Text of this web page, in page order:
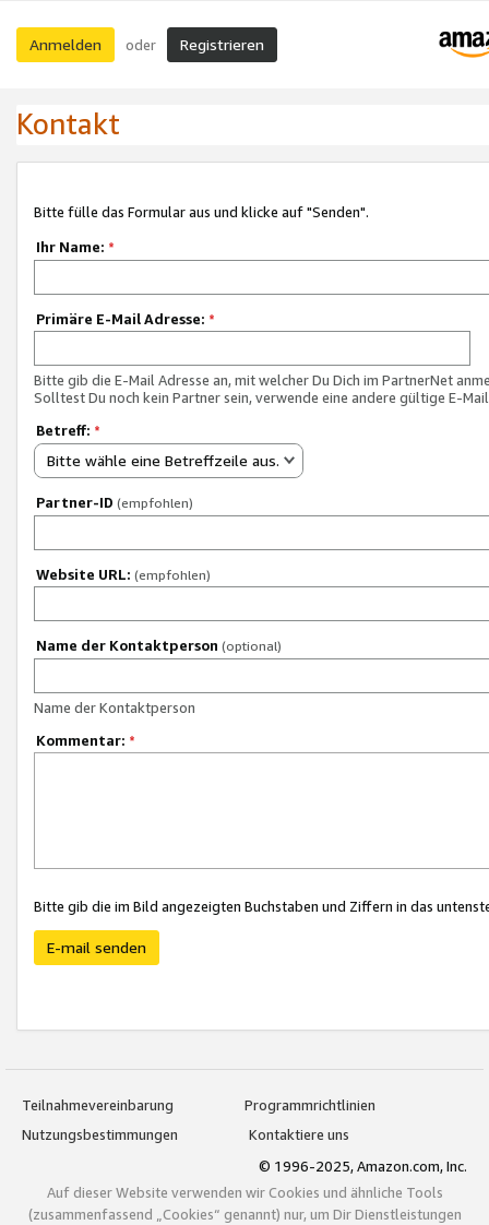
Anmelden oder Registrieren
Kontakt
Bitte fülle das Formular aus und klicke auf "Senden".
Ihr Name: *
Primäre E-Mail Adresse: *
Bitte gib die E-Mail Adresse an, mit welcher Du Dich im PartnerNet
Solltest Du noch kein Partner sein, verwende eine andere gültige E-
Betreff: *
Bitte wähle eine Betreffzeile aus.
Partner-ID (empfohlen)
Website URL: (empfohlen)
Name der Kontaktperson (optional)
Name der Kontaktperson
Kommentar: *
Bitte gib die im Bild angezeigten Buchstaben und Ziffern in das
E-mail senden
Teilnahmevereinbarung
Programmrichtlinien
Nutzungsbestimmungen
Kontaktiere uns
© 1996-2025, Amazon.com, Inc.
Auf dieser Website verwenden wir Cookies und ähnliche Tools
(zusammenfassend „Cookies“ genannt) nur, um Dir Dienstleistungen